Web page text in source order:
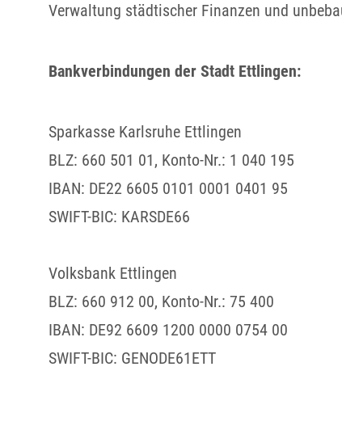
Verwaltung städtischer Finanzen und
Bankverbindungen der Stadt Ettlingen:
Sparkasse Karlsruhe Ettlingen
BLZ: 660 501 01, Konto-Nr.: 1 040 195
IBAN: DE22 6605 0101 0001 0401 95
SWIFT-BIC: KARSDE66
Volksbank Ettlingen
BLZ: 660 912 00, Konto-Nr.: 75 400
IBAN: DE92 6609 1200 0000 0754 00
SWIFT-BIC: GENODE61ETT